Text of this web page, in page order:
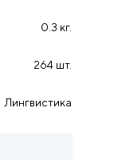
0.3 кг.
264 шт.
Лингвистика